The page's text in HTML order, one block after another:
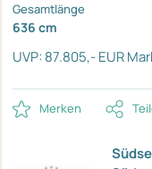
Gesamtlänge
636 cm
UVP: 87.805,- EUR
Merken